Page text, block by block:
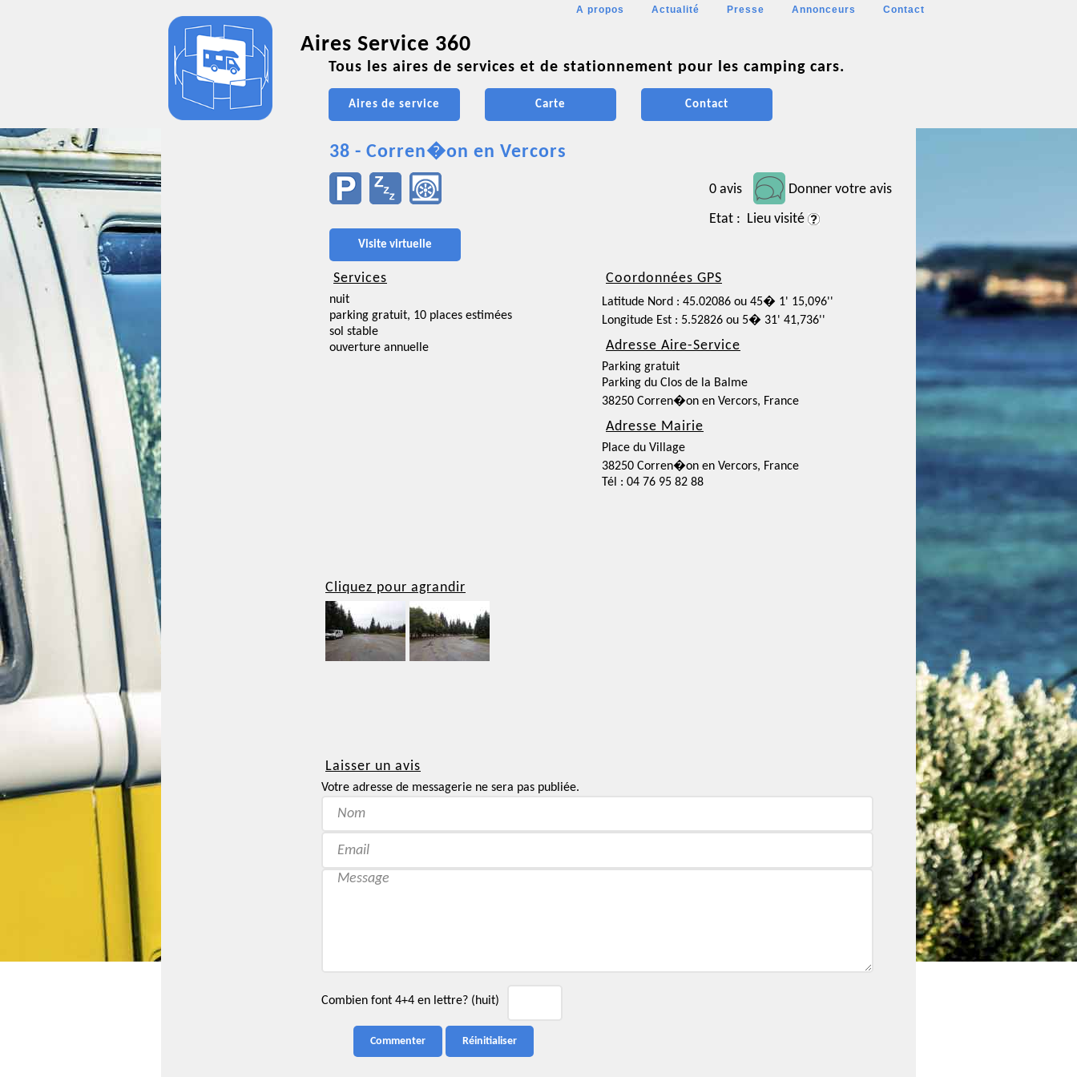
A propos Actualité Presse Annonceurs Contact
Aires Service 360
Tous les aires de services et de stationnement pour les camping cars.
Aires de service Carte Contact
38 - Corren�on en Vercors
0 avis
Donner votre avis
Etat : Lieu visité
Visite virtuelle
Services
nuit
parking gratuit, 10 places estimées
sol stable
ouverture annuelle
Coordonnées GPS
Latitude Nord : 45.02086 ou 45� 1' 15,096''
Longitude Est : 5.52826 ou 5� 31' 41,736''
Adresse Aire-Service
Parking gratuit
Parking du Clos de la Balme
38250 Corren�on en Vercors, France
Adresse Mairie
Place du Village
38250 Corren�on en Vercors, France
Tél : 04 76 95 82 88
Cliquez pour agrandir
Laisser un avis
Votre adresse de messagerie ne sera pas publiée.
Combien font 4+4 en lettre? (huit)